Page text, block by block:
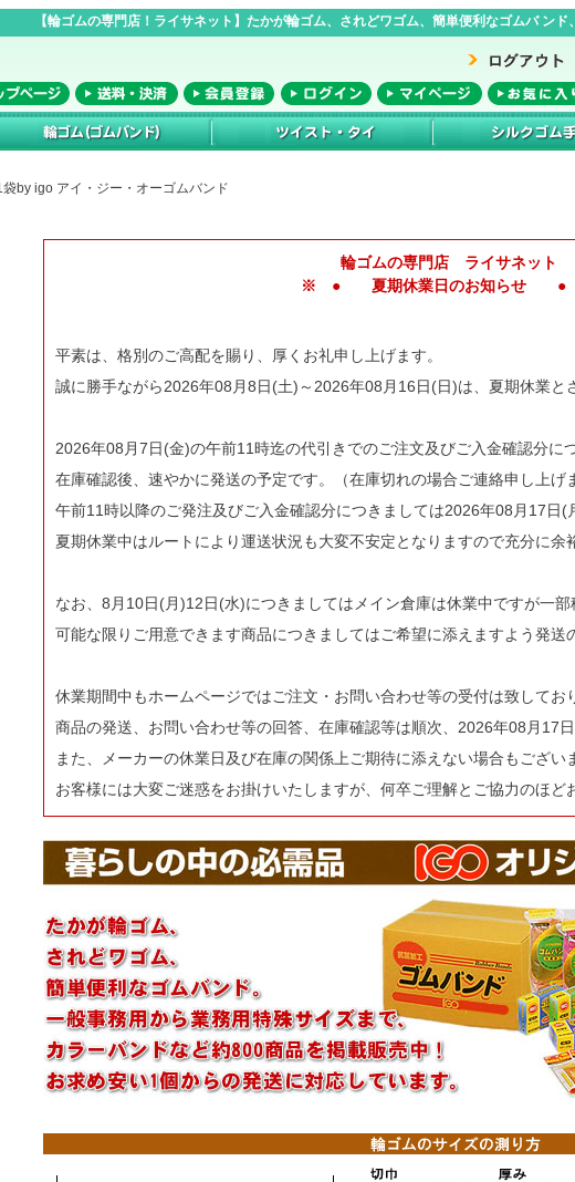
【輪ゴムの専門店！ライサネット】たかが輪ゴム、されどワゴム、簡単便利なゴムバ ン
by igo アイ・ジー・オーゴムバンド
輪ゴムの専門店 ライサネット
※ ● 夏期休業日のお知らせ
平素は、格別のご高配を賜り、厚くお礼申し上げます。
誠に勝手ながら2026年08月8日(土)～2026年08月16日(日)は、夏期休業と
2026年08月7日(金)の午前11時迄の代引きでのご注文及びご入金確認分に
在庫確認後、速やかに発送の予定です。（在庫切れの場合ご連絡申し上げ
午前11時以降のご発注及びご入金確認分につきましては2026年08月17日(
夏期休業中はルートにより運送状況も大変不安定となりますので充分に余
なお、8月10日(月)12日(水)につきましてはメイン倉庫は休業中ですが一
可能な限りご用意できます商品につきましてはご希望に添えますよう発送
休業期間中もホームページではご注文・お問い合わせ等の受付は致してお
商品の発送、お問い合わせ等の回答、在庫確認等は順次、2026年08月17
また、メーカーの休業日及び在庫の関係上ご期待に添えない場合もござい
お客様には大変ご迷惑をお掛けいたしますが、何卒ご理解とご協力のほど